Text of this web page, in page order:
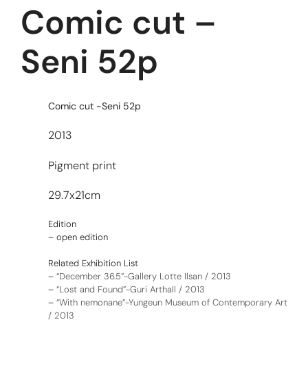
Comic cut –
Seni 52p
Comic cut -Seni 52p
2013
Pigment print
29.7x21cm
Edition
– open edition
Related Exhibition List
– “December 36.5”-Gallery Lotte Ilsan / 2013
– “Lost and Found”-Guri Arthall / 2013
– “With nemonane”-Yungeun Museum of Contemporary Art
/ 2013